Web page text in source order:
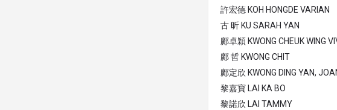
許宏德 KOH HONGDE VARIAN
古 昕 KU SARAH YAN
鄺卓穎 KWONG CHEUK WING
鄺 哲 KWONG CHIT
鄺定欣 KWONG DING YAN,
黎嘉寶 LAI KA BO
黎諾欣 LAI TAMMY